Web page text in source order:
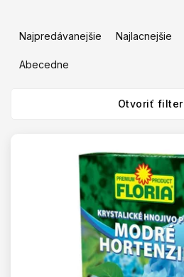
e
Najpredávanejšie Najlacnejšie
Abecedne
Otvoriť filter